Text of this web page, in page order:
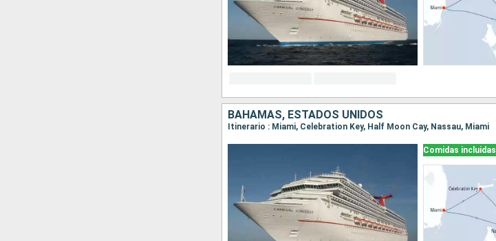
BAHAMAS, ESTADOS UNIDOS
Itinerario : Miami, Celebration Key, Half Moon Cay, Nassau, Miami
Comidas incluidas